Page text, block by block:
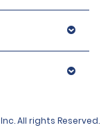
All rights Reserved.